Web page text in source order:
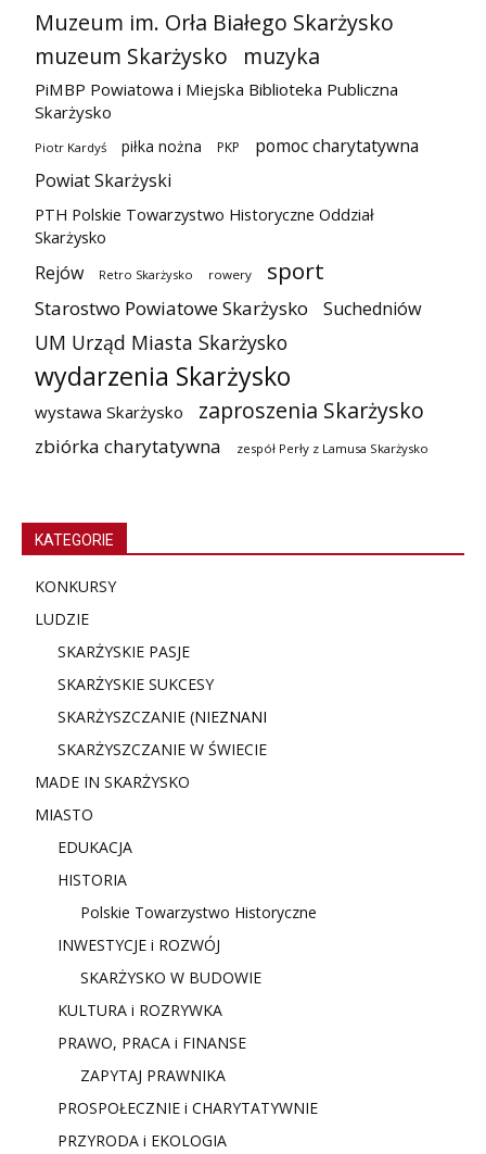
Muzeum im. Orła Białego Skarżysko
muzeum Skarżysko
muzyka
PiMBP Powiatowa i Miejska Biblioteka Publiczna
Skarżysko
Piotr Kardyś piłka nożna PKP
pomoc charytatywna
Powiat Skarżyski
PTH Polskie Towarzystwo Historyczne Oddział
Skarżysko
Rejów Retro Skarżysko rowery sport
Starostwo Powiatowe Skarżysko Suchedniów
UM Urząd Miasta Skarżysko
wydarzenia Skarżysko
wystawa Skarżysko zaproszenia Skarżysko
zbiórka charytatywna zespół Perły z Lamusa Skarżysko
KATEGORIE
KONKURSY
LUDZIE
SKARŻYSKIE PASJE
SKARŻYSKIE SUKCESY
SKARŻYSZCZANIE (NIEZNANI
SKARŻYSZCZANIE W ŚWIECIE
MADE IN SKARŻYSKO
MIASTO
EDUKACJA
HISTORIA
Polskie Towarzystwo Historyczne
INWESTYCJE i ROZWÓJ
SKARŻYSKO W BUDOWIE
KULTURA i ROZRYWKA
PRAWO, PRACA i FINANSE
ZAPYTAJ PRAWNIKA
PROSPOŁECZNIE i CHARYTATYWNIE
PRZYRODA i EKOLOGIA